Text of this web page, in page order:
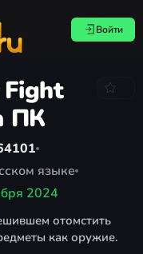
Войти
ПК
языке
2024
отомстить
как оружие.